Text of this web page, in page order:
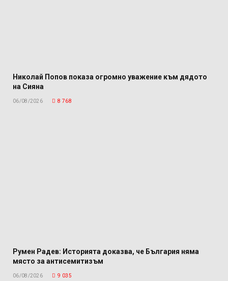
Николай Попов показа огромно уважение към дядото
на Сияна
06/08/2026 8 768
Румен Радев: Историята доказва, че България няма
място за антисемитизъм
06/08/2026 9 035